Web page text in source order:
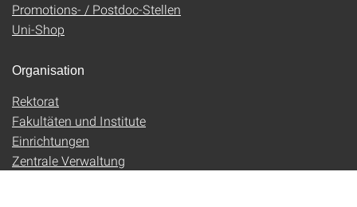
Promotions- / Postdoc-Stellen
Uni-Shop
Organisation
Rektorat
Fakultäten und Institute
Einrichtungen
Zentrale Verwaltung